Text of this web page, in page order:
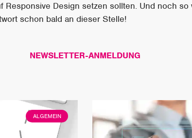
Design setzen sollten. Und noch
schon bald an dieser Stelle!
NEWSLETTER-ANMELDUNG
ALGEMEIN